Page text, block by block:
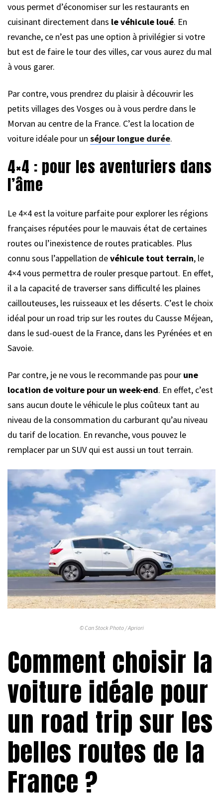
vous permet d’économiser sur les restaurants en
cuisinant directement dans le véhicule loué. En
revanche, ce n’est pas une option à privilégier si votre
but est de faire le tour des villes, car vous aurez du mal
à vous garer.
Par contre, vous prendrez du plaisir à découvrir les
petits villages des Vosges ou à vous perdre dans le
Morvan au centre de la France. C’est la location de
voiture idéale pour un séjour longue durée.
4×4 : pour les aventuriers dans
l’âme
Le 4×4 est la voiture parfaite pour explorer les régions
françaises réputées pour le mauvais état de certaines
routes ou l’inexistence de routes praticables. Plus
connu sous l’appellation devéhicule tout terrain, le
4×4 vous permettra de rouler presque partout. En effet,
il a la capacité de traverser sans difficulté les plaines
caillouteuses, les ruisseaux et les déserts. C’est le choix
idéal pour un road trip sur les routes du Causse Méjean,
dans le sud-ouest de la France, dans les Pyrénées et en
Savoie.
Par contre, je ne vous le recommande pas pour une
location de voiture pour un week-end. En effet, c’est
sans aucun doute le véhicule le plus coûteux tant au
niveau de la consommation du carburant qu’au niveau
du tarif de location. En revanche, vous pouvez le
remplacer par un SUV qui est aussi un tout terrain.
© Can Stock Photo / Apriori
Comment choisir la
voiture idéale pour
un road trip sur les
belles routes de la
France ?